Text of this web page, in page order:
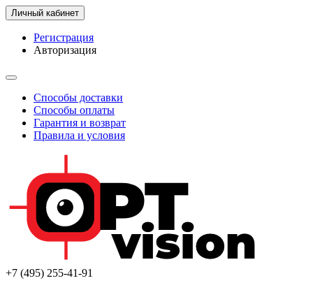
Личный кабинет
Регистрация
Авторизация
Способы доставки
Способы оплаты
Гарантия и возврат
Правила и условия
+7 (495) 255-41-91